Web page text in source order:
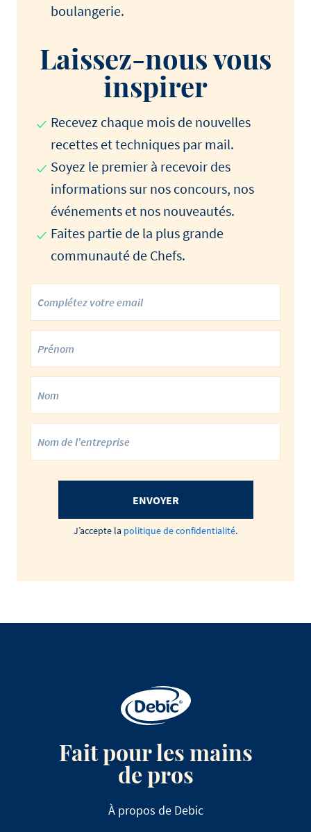
boulangerie.
Laissez-nous vous
inspirer
Recevez chaque mois de nouvelles
recettes et techniques par mail.
Soyez le premier à recevoir des
informations sur nos concours, nos
événements et nos nouveautés.
Faites partie de la plus grande
communauté de Chefs.
ENVOYER
J’accepte la politique de confidentialité.
Fait pour les mains
de pros
À propos de Debic